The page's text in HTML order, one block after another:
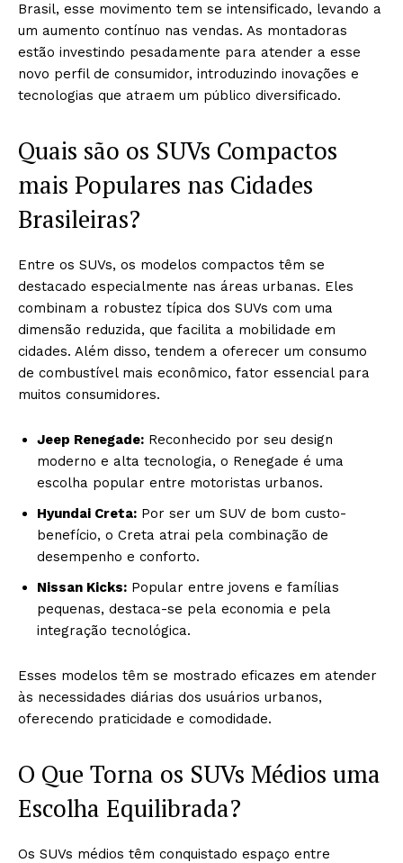
Brasil, esse movimento tem se intensificado, levando a
um aumento contínuo nas vendas. As montadoras
estão investindo pesadamente para atender a esse
novo perfil de consumidor, introduzindo inovações e
tecnologias que atraem um público diversificado.
Quais são os SUVs Compactos
mais Populares nas Cidades
Brasileiras?
Entre os SUVs, os modelos compactos têm se
destacado especialmente nas áreas urbanas. Eles
combinam a robustez típica dos SUVs com uma
dimensão reduzida, que facilita a mobilidade em
cidades. Além disso, tendem a oferecer um consumo
de combustível mais econômico, fator essencial para
muitos consumidores.
Jeep Renegade: Reconhecido por seu design
moderno e alta tecnologia, o Renegade é uma
escolha popular entre motoristas urbanos.
Hyundai Creta: Por ser um SUV de bom custo-
benefício, o Creta atrai pela combinação de
desempenho e conforto.
Nissan Kicks: Popular entre jovens e famílias
pequenas, destaca-se pela economia e pela
integração tecnológica.
Esses modelos têm se mostrado eficazes em atender
às necessidades diárias dos usuários urbanos,
oferecendo praticidade e comodidade.
O Que Torna os SUVs Médios uma
Escolha Equilibrada?
Os SUVs médios têm conquistado espaço entre